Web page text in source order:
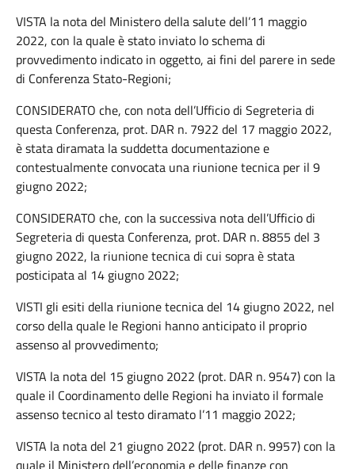
VISTA la nota del Ministero della salute dell’11 maggio
2022, con la quale è stato inviato lo schema di
provvedimento indicato in oggetto, ai fini del parere in sede
di Conferenza Stato-Regioni;
CONSIDERATO che, con nota dell’Ufficio di Segreteria di
questa Conferenza, prot. DAR n. 7922 del 17 maggio 2022,
è stata diramata la suddetta documentazione e
contestualmente convocata una riunione tecnica per il 9
giugno 2022;
CONSIDERATO che, con la successiva nota dell’Ufficio di
Segreteria di questa Conferenza, prot. DAR n. 8855 del 3
giugno 2022, la riunione tecnica di cui sopra è stata
posticipata al 14 giugno 2022;
VISTI gli esiti della riunione tecnica del 14 giugno 2022, nel
corso della quale le Regioni hanno anticipato il proprio
assenso al provvedimento;
VISTA la nota del 15 giugno 2022 (prot. DAR n. 9547) con la
quale il Coordinamento delle Regioni ha inviato il formale
assenso tecnico al testo diramato l’11 maggio 2022;
VISTA la nota del 21 giugno 2022 (prot. DAR n. 9957) con la
quale il Ministero dell’economia e delle finanze con